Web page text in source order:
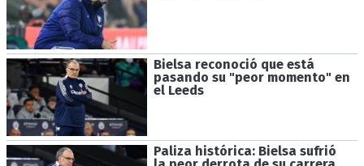
Bielsa reconoció que está
pasando su "peor momento" en
el Leeds
Paliza histórica: Bielsa sufrió